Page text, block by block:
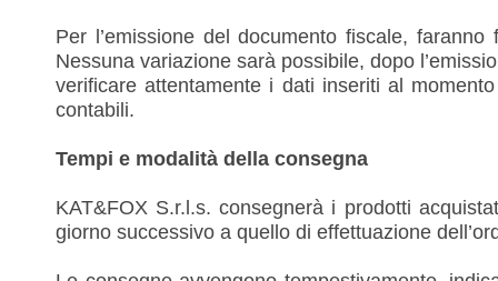
Per l’emissione del documento fiscale, faranno
Nessuna variazione sarà possibile, dopo
verificare attentamente i dati inseriti al
contabili.
Tempi e modalità della consegna
KAT&FOX S.r.l.s. consegnerà i prodotti
giorno successivo a quello di effettuazione